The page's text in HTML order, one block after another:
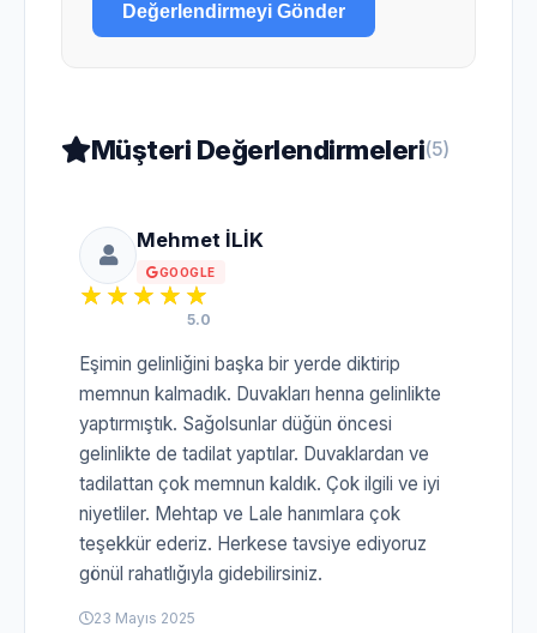
Değerlendirmeyi Gönder
Müşteri Değerlendirmeleri(5)
Mehmet İLİK
GOOGLE
5.0
Eşimin gelinliğini başka bir yerde diktirip
memnun kalmadık. Duvakları henna gelinlikte
yaptırmıştık. Sağolsunlar düğün öncesi
gelinlikte de tadilat yaptılar. Duvaklardan ve
tadilattan çok memnun kaldık. Çok ilgili ve iyi
niyetliler. Mehtap ve Lale hanımlara çok
teşekkür ederiz. Herkese tavsiye ediyoruz
gönül rahatlığıyla gidebilirsiniz.
23 Mayıs 2025